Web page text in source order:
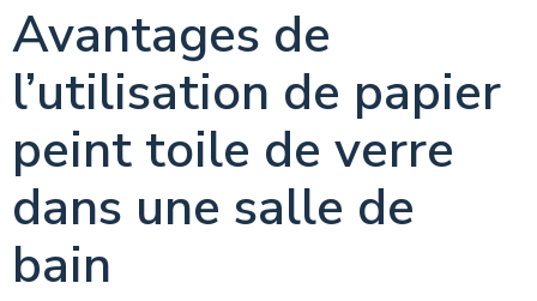
Avantages de
l’utilisation de papier
peint toile de verre
dans une salle de
bain